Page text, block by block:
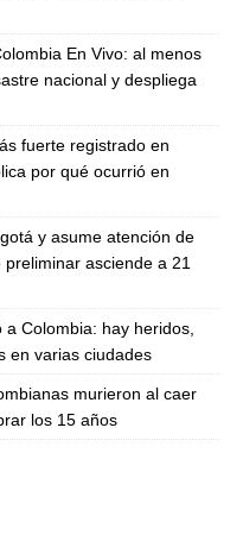
En Vivo: al menos
nacional y despliega
fuerte registrado en
por qué ocurrió en
y asume atención de
asciende a 21
Colombia: hay heridos,
en varias ciudades
murieron al caer
los 15 años